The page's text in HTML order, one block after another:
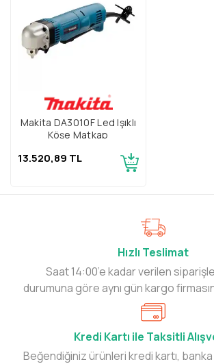
Makita DA3010F Led Işıklı
Köşe Matkap
13.520,89 TL
Hızlı Teslimat
Saat 14:00’e kadar verilen
durumuna göre aynı gün kargo
Kredi Kartı ile Taksitli
Beğendiğiniz ürünleri kredi kartı,